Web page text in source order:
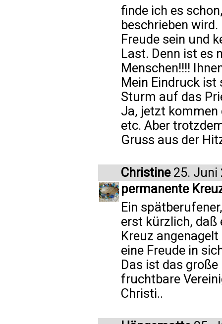
finde ich es
beschrieben
Freude sein und
Last. Denn ist es
Menschen!!!!
Mein Eindruck ist
Sturm auf das
Ja, jetzt kommen
etc. Aber
Gruss aus der
Christine25. Juni
permanente
Ein
erst kürzlich, daß
Kreuz
eine Freude in
Das ist das
fruchtbare
Christi..